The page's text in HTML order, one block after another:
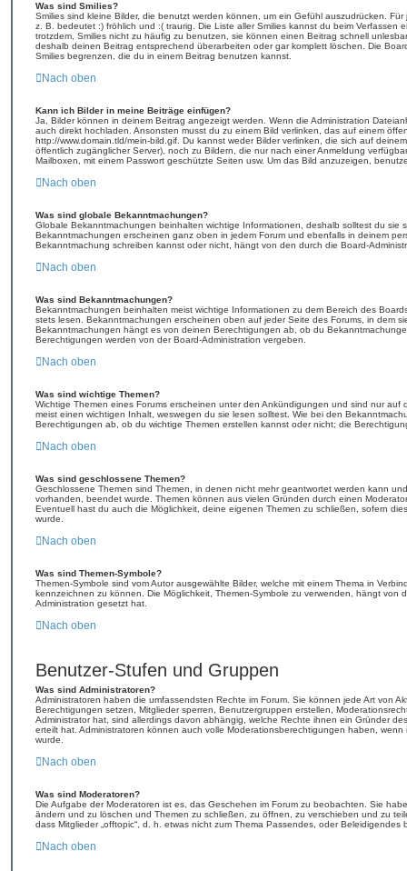
Was sind Smilies?
Smilies sind kleine Bilder, die benutzt werden können, um ein Gefühl auszudrücken.
z. B. bedeutet :) fröhlich und :( traurig. Die Liste aller Smilies kannst du beim Verfassen
trotzdem, Smilies nicht zu häufig zu benutzen, sie können einen Beitrag schnell
deshalb deinen Beitrag entsprechend überarbeiten oder gar komplett löschen. Die
Smilies begrenzen, die du in einem Beitrag benutzen kannst.
Nach oben
Kann ich Bilder in meine Beiträge einfügen?
Ja, Bilder können in deinem Beitrag angezeigt werden. Wenn die Administration
auch direkt hochladen. Ansonsten musst du zu einem Bild verlinken, das auf einem
http://www.domain.tld/mein-bild.gif. Du kannst weder Bilder verlinken, die sich auf
öffentlich zugänglicher Server), noch zu Bildern, die nur nach einer Anmeldung
Mailboxen, mit einem Passwort geschützte Seiten usw. Um das Bild anzuzeigen,
Nach oben
Was sind globale Bekanntmachungen?
Globale Bekanntmachungen beinhalten wichtige Informationen, deshalb solltest du sie
Bekanntmachungen erscheinen ganz oben in jedem Forum und ebenfalls in deinem
Bekanntmachung schreiben kannst oder nicht, hängt von den durch die Board-
Nach oben
Was sind Bekanntmachungen?
Bekanntmachungen beinhalten meist wichtige Informationen zu dem Bereich des
stets lesen. Bekanntmachungen erscheinen oben auf jeder Seite des Forums, in dem
Bekanntmachungen hängt es von deinen Berechtigungen ab, ob du
Berechtigungen werden von der Board-Administration vergeben.
Nach oben
Was sind wichtige Themen?
Wichtige Themen eines Forums erscheinen unter den Ankündigungen und sind nur
meist einen wichtigen Inhalt, weswegen du sie lesen solltest. Wie bei den
Berechtigungen ab, ob du wichtige Themen erstellen kannst oder nicht; die
Nach oben
Was sind geschlossene Themen?
Geschlossene Themen sind Themen, in denen nicht mehr geantwortet werden kann
vorhanden, beendet wurde. Themen können aus vielen Gründen durch einen
Eventuell hast du auch die Möglichkeit, deine eigenen Themen zu schließen, sofern
wurde.
Nach oben
Was sind Themen-Symbole?
Themen-Symbole sind vom Autor ausgewählte Bilder, welche mit einem Thema in
kennzeichnen zu können. Die Möglichkeit, Themen-Symbole zu verwenden, hängt von
Administration gesetzt hat.
Nach oben
Benutzer-Stufen und Gruppen
Was sind Administratoren?
Administratoren haben die umfassendsten Rechte im Forum. Sie können jede Art von
Berechtigungen setzen, Mitglieder sperren, Benutzergruppen erstellen,
Administrator hat, sind allerdings davon abhängig, welche Rechte ihnen ein Gründer
erteilt hat. Administratoren können auch volle Moderationsberechtigungen haben,
wurde.
Nach oben
Was sind Moderatoren?
Die Aufgabe der Moderatoren ist es, das Geschehen im Forum zu beobachten. Sie
ändern und zu löschen und Themen zu schließen, zu öffnen, zu verschieben und zu
dass Mitglieder „offtopic“, d. h. etwas nicht zum Thema Passendes, oder Beleidigendes
Nach oben